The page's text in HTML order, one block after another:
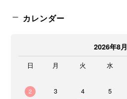
カレンダー
2026年8月
日 月 火 水
2
3 4 5